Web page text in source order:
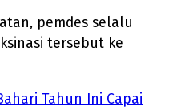
pemdes selalu
tersebut ke
Tahun Ini Capai